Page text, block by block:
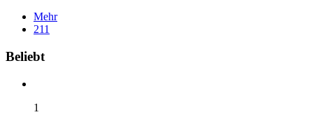
Mehr
211
Widgets
Beliebt
1